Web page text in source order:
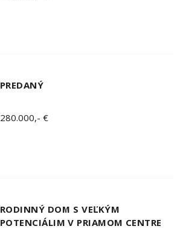
PREDANÝ
280.000,- €
RODINNÝ DOM S VEĽKÝM
POTENCIÁLIM V PRIAMOM CENTRE